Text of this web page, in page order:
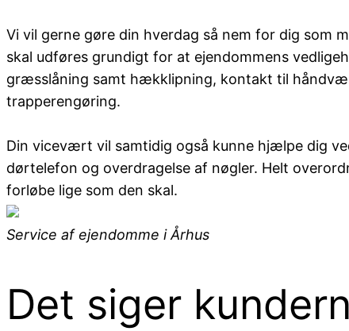
Vi vil gerne gøre din hverdag så nem for dig som
skal udføres grundigt for at ejendommens
græsslåning samt hækklipning, kontakt til
trapperengøring.
Din vicevært vil samtidig også kunne hjælpe dig
dørtelefon og overdragelse af nøgler. Helt
forløbe lige som den skal.
Service af ejendomme i Århus
Det siger